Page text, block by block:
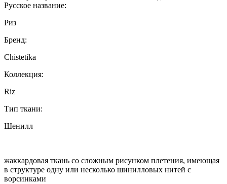
Русское название:
Риз
Бренд:
Chistetika
Коллекция:
Riz
Тип ткани:
Шенилл
жаккардовая ткань со сложным рисунком плетения, имеющая
в структуре одну или несколько шинилловых нитей с
ворсинками